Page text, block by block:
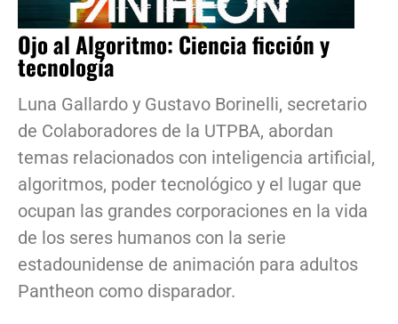
Ojo al Algoritmo: Ciencia ficción y
tecnología
Luna Gallardo y Gustavo Borinelli, secretario
de Colaboradores de la UTPBA, abordan
temas relacionados con inteligencia artificial,
algoritmos, poder tecnológico y el lugar que
ocupan las grandes corporaciones en la vida
de los seres humanos con la serie
estadounidense de animación para adultos
Pantheon como disparador.